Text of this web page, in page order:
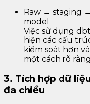
Raw → staging
model
Việc sử dụng
hiện các cấu
kiểm soát hơn
một cách rõ
3. Tích hợp dữ
đa chiều